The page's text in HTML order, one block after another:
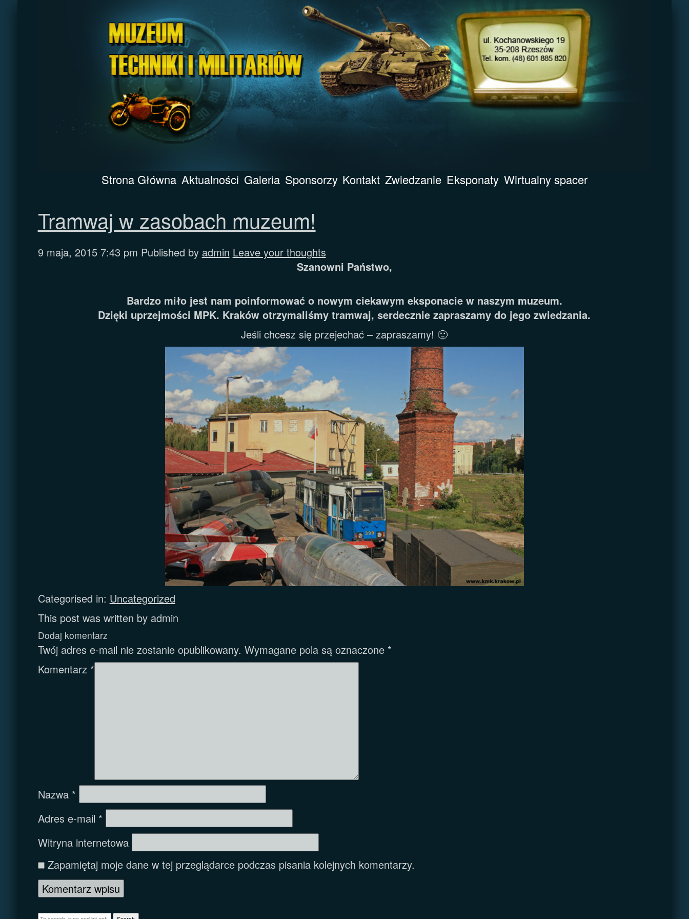
Strona Główna Aktualności Galeria Sponsorzy Kontakt Zwiedzanie Eksponaty Wirtualny spacer
Tramwaj w zasobach muzeum!
9 maja, 2015 7:43 pm Published by admin Leave your thoughts
Szanowni Państwo,
Bardzo miło jest nam poinformować o nowym ciekawym eksponacie w naszym muzeum.
Dzięki uprzejmości MPK. Kraków otrzymaliśmy tramwaj, serdecznie zapraszamy do jego zwiedzania.
Jeśli chcesz się przejechać – zapraszamy! 🙂
Categorised in: Uncategorized
This post was written by admin
Dodaj komentarz
Twój adres e-mail nie zostanie opublikowany. Wymagane pola są oznaczone *
Komentarz *
Nazwa *
Adres e-mail *
Witryna internetowa
Zapamiętaj moje dane w tej przeglądarce podczas pisania kolejnych komentarzy.